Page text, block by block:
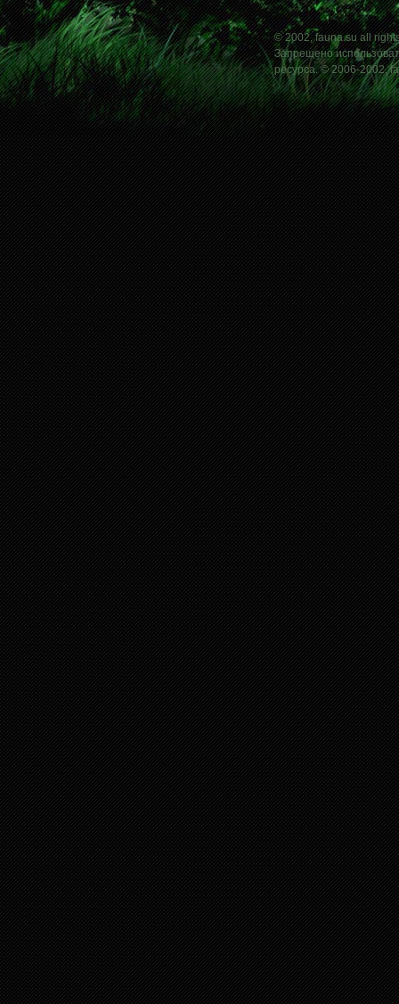
© 2002, fauna.su all
Запрещено
ресурса. © 2006-2002,